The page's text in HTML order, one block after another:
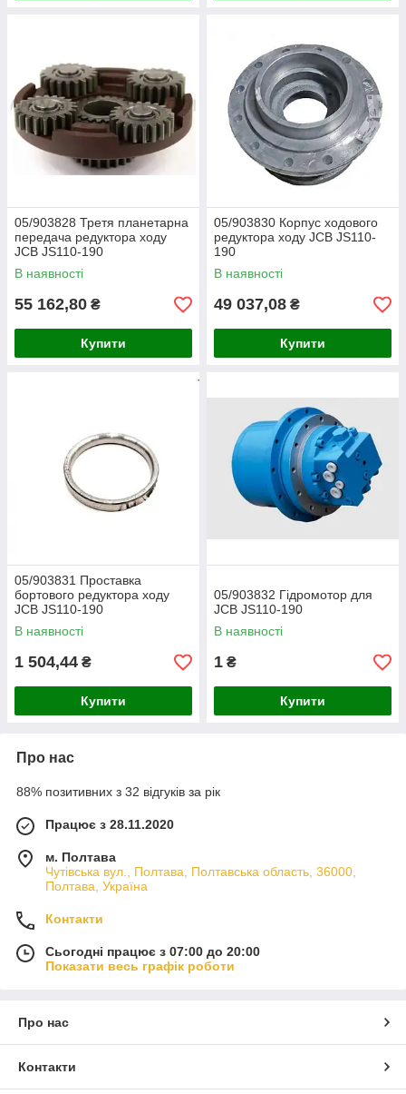
05/903828 Третя планетарна
передача редуктора ходу
JCB JS110-190
В наявності
55 162,80 ₴
Купити
05/903830 Корпус ходового
редуктора ходу JCB JS110-
190
В наявності
49 037,08 ₴
Купити
05/903831 Проставка
бортового редуктора ходу
JCB JS110-190
В наявності
1 504,44 ₴
Купити
05/903832 Гідромотор для
JCB JS110-190
В наявності
1 ₴
Купити
Про нас
88% позитивних з 32 відгуків за рік
Працює з 28.11.2020
м. Полтава
Чутівська вул., Полтава, Полтавська область, 36000,
Полтава, Україна
Контакти
Сьогодні працює з 07:00 до 20:00
Показати весь графік роботи
Про нас
Контакти